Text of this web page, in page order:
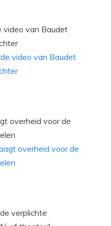
video van Baudet
overheid voor de
verplichte